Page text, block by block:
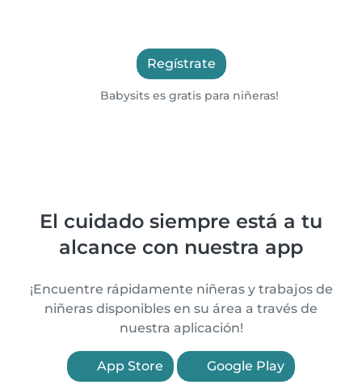
Regístrate
Babysits es gratis para niñeras!
El cuidado siempre está a tu
alcance con nuestra app
¡Encuentre rápidamente niñeras y trabajos de
niñeras disponibles en su área a través de
nuestra aplicación!
App Store Google Play